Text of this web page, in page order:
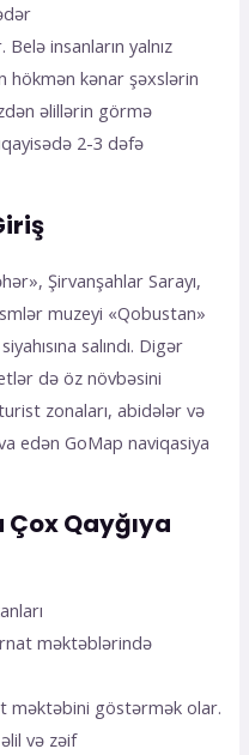
insanların yalnız
hökmən kənar şəxslərin
əlillərin görmə
2-3 dəfə
Şirvanşahlar Sarayı,
muzeyi «Qobustan»
salındı. Digər
də öz növbəsini
zonaları, abidələr və
edən GoMap naviqasiya
Qayğıya
məktəblərində
məktəbini göstərmək olar.
və zəif